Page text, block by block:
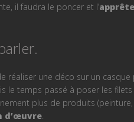
il faudra le poncer et l’
réaliser une déco sur un
le temps passé à poser les
plus de produits
d’œuvre